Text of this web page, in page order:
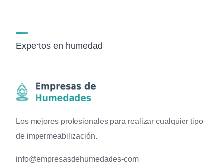
Expertos en humedad
Los mejores profesionales para realizar cualquier tipo
de impermeabilización.
info@empresasdehumedades-com